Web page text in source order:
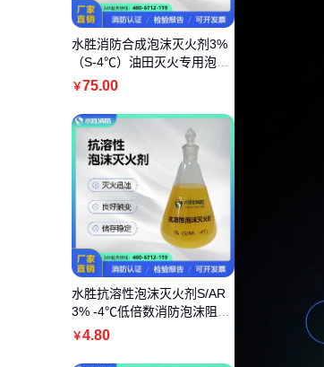
水胜消防合成泡沫灭火剂3%
（S-4℃）油田灭火专用泡沫
液25KG包装
￥75.00
水胜抗溶性泡沫灭火剂S/AR
3% -4℃低倍数消防泡沫阻燃
液灌装换液
￥4.80